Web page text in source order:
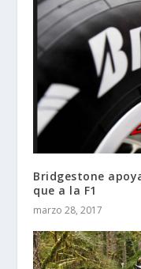
Bridgestone
que a la F1
marzo 28, 2017